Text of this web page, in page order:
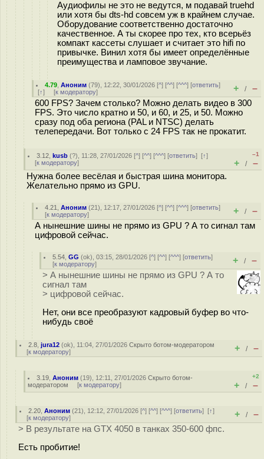
Аудиофилы не это не ведутся, м подавай truehd
или хотя бы dts-hd совсем уж в крайнем случае.
Оборудование соответственно достаточно
качественное. А ты скорее про тех, кто всерьёз
компакт кассеты слушает и считает это hifi по
привычке. Винил хотя бы имеет определённые
преимущества и ламповое звучание.
4.79 ,Аноним (79), 12:22, 30/01/2026 [^] [^^] [^^^] [ответить]
[↑] [к модератору] + / –
600 FPS? Зачем столько? Можно делать видео в 300
FPS. Это число кратно и 50, и 60, и 25, и 50. Можно
сразу под оба региона (PAL и NTSC) делать
телепередачи. Вот только с 24 FPS так не прокатит.
3.12 ,kusb (?), 11:28, 27/01/2026 [^] [^^] [^^^] [ответить][↑]
[к модератору]
–1
+ / –
Нужна более весёлая и быстрая шина монитора.
Желательно прямо из GPU.
4.21 ,Аноним (21), 12:17, 27/01/2026 [^] [^^] [^^^] [ответить]
[к модератору] + / –
А нынешние шины не прямо из GPU ? А то сигнал там
цифровой сейчас.
5.54 ,GG (ok), 03:15, 28/01/2026 [^] [^^] [^^^] [ответить]
[к модератору] + / –
> А нынешние шины не прямо из GPU ? А то
сигнал там
> цифровой сейчас.
Нет, они все преобразуют кадровый буфер во что-
нибудь своё
2.8 ,jura12 (ok), 11:04, 27/01/2026Скрыто ботом-модератором
[к модератору] + / –
3.19 ,Аноним (19), 12:11, 27/01/2026Скрыто ботом-
модератором [к модератору]
+2
+ / –
2.20 ,Аноним (21), 12:12, 27/01/2026 [^] [^^] [^^^] [ответить][↑]
[к модератору] + / –
> В результате на GTX 4050 в танках 350-600 фпс.
Есть пробитие!